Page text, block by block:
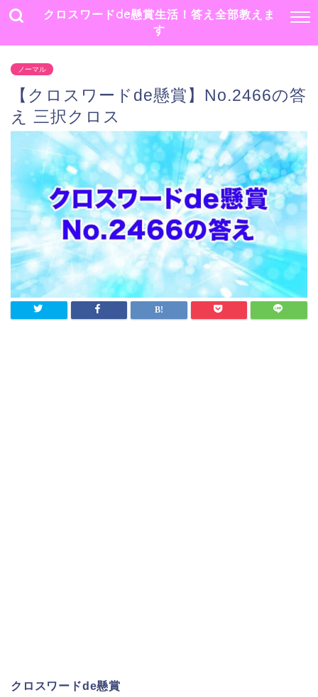
クロスワードde懸賞生活！答え全部教えま
す
ノーマル
【クロスワードde懸賞】No.2466の答
え 三択クロス
クロスワードde懸賞